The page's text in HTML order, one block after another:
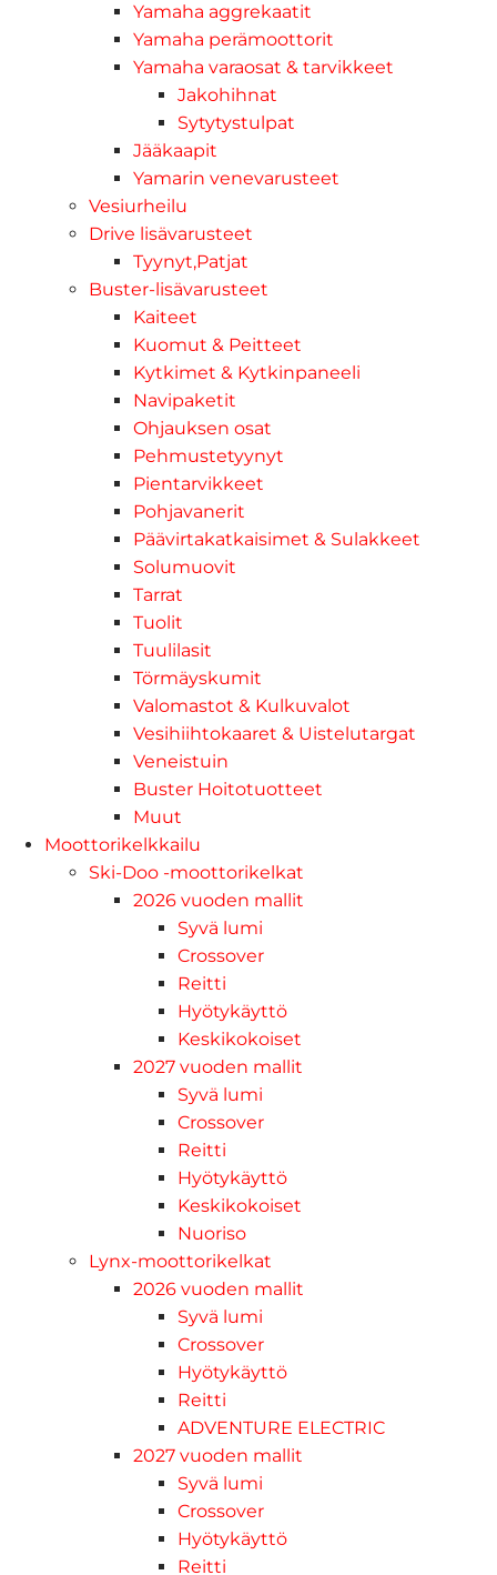
Yamaha aggrekaatit
Yamaha perämoottorit
Yamaha varaosat & tarvikkeet
Jakohihnat
Sytytystulpat
Jääkaapit
Yamarin venevarusteet
Vesiurheilu
Drive lisävarusteet
Tyynyt,Patjat
Buster-lisävarusteet
Kaiteet
Kuomut & Peitteet
Kytkimet & Kytkinpaneeli
Navipaketit
Ohjauksen osat
Pehmustetyynyt
Pientarvikkeet
Pohjavanerit
Päävirtakatkaisimet & Sulakkeet
Solumuovit
Tarrat
Tuolit
Tuulilasit
Törmäyskumit
Valomastot & Kulkuvalot
Vesihiihtokaaret & Uistelutargat
Veneistuin
Buster Hoitotuotteet
Muut
Moottorikelkkailu
Ski-Doo -moottorikelkat
2026 vuoden mallit
Syvä lumi
Crossover
Reitti
Hyötykäyttö
Keskikokoiset
2027 vuoden mallit
Syvä lumi
Crossover
Reitti
Hyötykäyttö
Keskikokoiset
Nuoriso
Lynx-moottorikelkat
2026 vuoden mallit
Syvä lumi
Crossover
Hyötykäyttö
Reitti
ADVENTURE ELECTRIC
2027 vuoden mallit
Syvä lumi
Crossover
Hyötykäyttö
Reitti